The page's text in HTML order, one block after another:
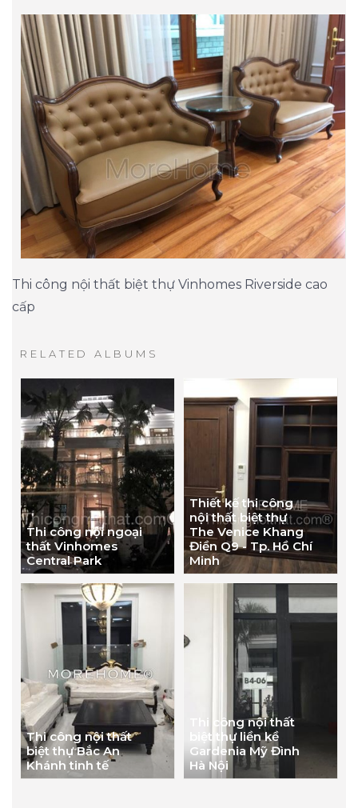
Thi công nội thất biệt thự Vinhomes Riverside cao
cấp
RELATED ALBUMS
Thi công nội ngoại
thất Vinhomes
Central Park
Thiết kế thi công
nội thất biệt thự
The Venice Khang
Điền Q9 - Tp. Hồ Chí
Minh
Thi công nội thất
biệt thự Bắc An
Khánh tinh tế
Thi công nội thất
biệt thự liền kề
Gardenia Mỹ Đình
Hà Nội